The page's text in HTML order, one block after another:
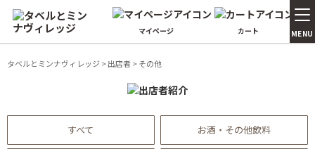
マイページ カート MENU
タベルとミンナヴィレッジ >出店者>その他
すべて お酒・その他飲料